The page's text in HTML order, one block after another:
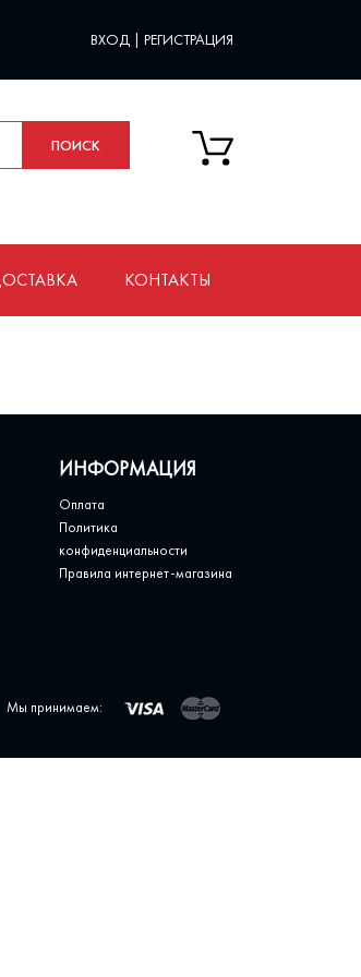
ВХОД | РЕГИСТРАЦИЯ
КОНТАКТЫ
ИНФОРМАЦИЯ
Оплата
Политика
конфиденциальности
Правила интернет-магазина
Мы принимаем: